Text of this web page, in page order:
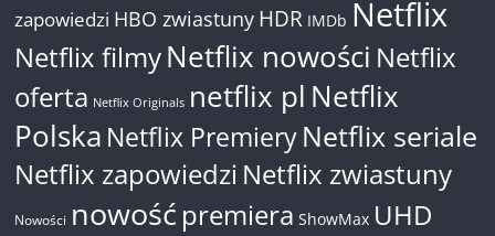
zapowiedzi HBO zwiastuny HDR IMDb Netflix
Netflix filmyNetflix nowości Netflix
oferta Netflix Originals netflix pl Netflix
Polska Netflix PremieryNetflix seriale
Netflix zapowiedzi Netflix zwiastuny
Nowości nowość premiera ShowMax UHD